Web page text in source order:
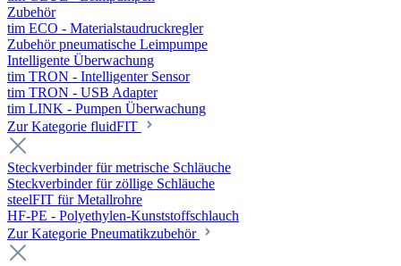
Zubehör
tim ECO - Materialstaudruckregler
Zubehör pneumatische Leimpumpe
Intelligente Überwachung
tim TRON - Intelligenter Sensor
tim TRON - USB Adapter
tim LINK - Pumpen Überwachung
Zur Kategorie fluidFIT
Steckverbinder für metrische Schläuche
Steckverbinder für zöllige Schläuche
steelFIT für Metallrohre
HF-PE - Polyethylen-Kunststoffschlauch
Zur Kategorie Pneumatikzubehör